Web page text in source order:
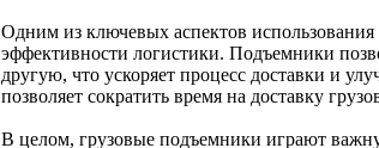
Одним из ключевых аспектов
эффективности логистики. Подъемники
другую, что ускоряет процесс доставки и
позволяет сократить время на доставку
В целом, грузовые подъемники играют